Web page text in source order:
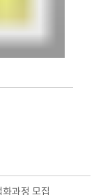
과정 모집